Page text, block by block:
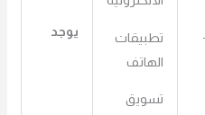
تطبيقات
الهاتف
تسويق
يوجد